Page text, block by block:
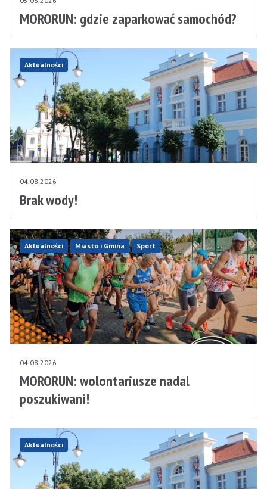
MORORUN: gdzie zaparkować samochód?
Aktualności
04.08.2026
Brak wody!
Aktualności Miasto i Gmina Sport
04.08.2026
MORORUN: wolontariusze nadal
poszukiwani!
Aktualności